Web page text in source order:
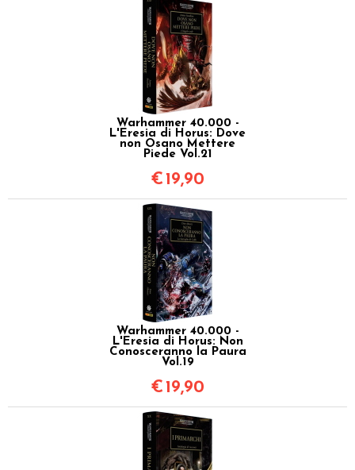
Warhammer 40.000 -
L'Eresia di Horus: Dove
non Osano Mettere
Piede Vol.21
€ 19,90
Warhammer 40.000 -
L'Eresia di Horus: Non
Conosceranno la Paura
Vol.19
€ 19,90